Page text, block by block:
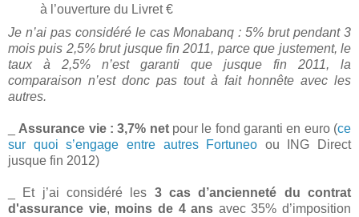
à l’ouverture du Livret €
Je n’ai pas considéré le cas Monabanq : 5% brut pendant 3
mois puis 2,5% brut jusque fin 2011, parce que justement, le
taux à 2,5% n’est garanti que jusque fin 2011, la
comparaison n’est donc pas tout à fait honnête avec les
autres.
Assurance vie : 3,7% netpour le fond garanti en euro (ce
sur quoi s’engage entre autres Fortuneo ou ING Direct
jusque fin 2012)
_ Et j’ai considéré les 3 cas d’ancienneté du contrat
d'assurance vie, moins de 4 ans avec 35% d’imposition